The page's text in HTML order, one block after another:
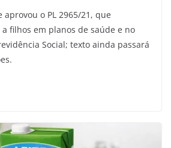
aprovou o PL 2965/21, que
filhos em planos de saúde e no
Social; texto ainda passará